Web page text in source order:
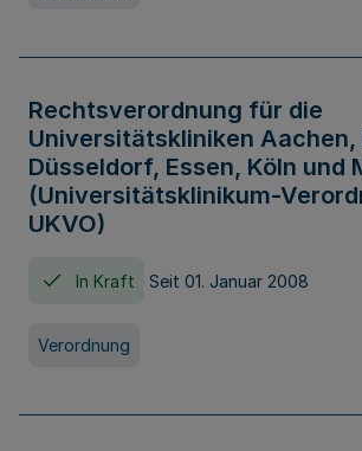
Rechtsverordnung für die
Universitätskliniken Aachen,
Düsseldorf, Essen, Köln und
(Universitätsklinikum-
UKVO)
In Kraft Seit 01. Januar 2008
Verordnung